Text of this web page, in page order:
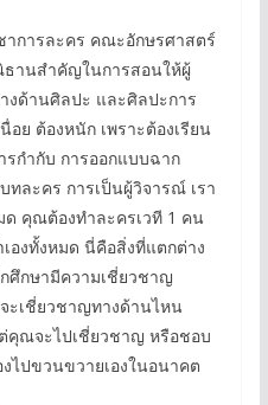
การละคร คณะอักษรศาสตร์
านสำคัญในการสอนให้ผู้
งด้านศิลปะ และศิลปะการ
อย ต้องหนัก เพราะต้องเรียน
รกำกับ การออกแบบฉาก
ทละคร การเป็นผู้วิจารณ์ เรา
ด คุณต้องทำละครเวที 1 คน
เองทั้งหมด นี่คือสิ่งที่แตกต่าง
ศึกษามีความเชี่ยวชาญ
ะเชี่ยวชาญทางด้านไหน
คุณจะไปเชี่ยวชาญ หรือชอบ
งไปขวนขวายเองในอนาคต